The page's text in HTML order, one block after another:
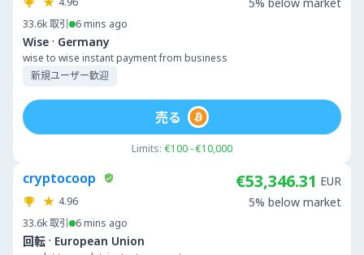
33.6k取引 6 mins ago
Wise · Germany
wise to wise instant payment from business
新規ユーザー歓迎
Limits: €100 - €10,000
売る
cryptocoop
4.96
33.6k取引 6 mins ago
回転 · European Union
€53,346.31 EUR
5% below market